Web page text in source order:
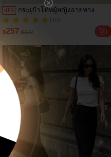
-8%
กระเป๋าโท้ทผู้หญิงลายทาง
แฟชั่น ความจุขนาดใหญ่
กระเป๋าผ้าแคนวาสลายตัวอักษร
แบบมินิมอล สไตล์วิทยาลัย กระ
สะพายไหล่สไตล์ชิคหรูหรา
เหมาะสำหรับการเดินทาง
ประจำวัน วันหยุดชายหาด ชั้น
เรียนนักศึกษา การช้อปปิ้ง ยูนิ
เซ็กซ์
฿257